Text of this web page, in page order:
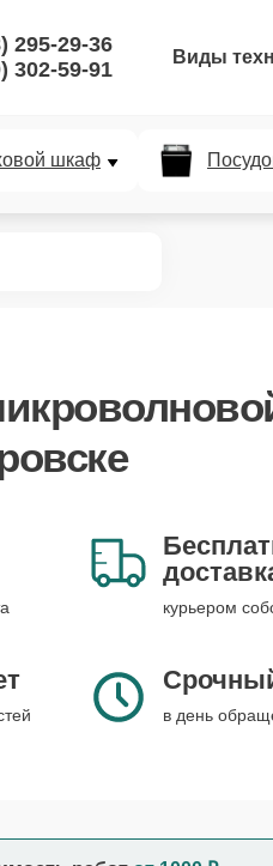
295-29-36
302-59-91
Виды
шкаф
курьером
в день